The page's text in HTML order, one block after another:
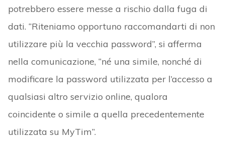
potrebbero essere messe a rischio dalla fuga di
dati. “Riteniamo opportuno raccomandarti di non
utilizzare più la vecchia password”, si afferma
nella comunicazione, “né una simile, nonché di
modificare la password utilizzata per l’accesso a
qualsiasi altro servizio online, qualora
coincidente o simile a quella precedentemente
utilizzata su MyTim”.